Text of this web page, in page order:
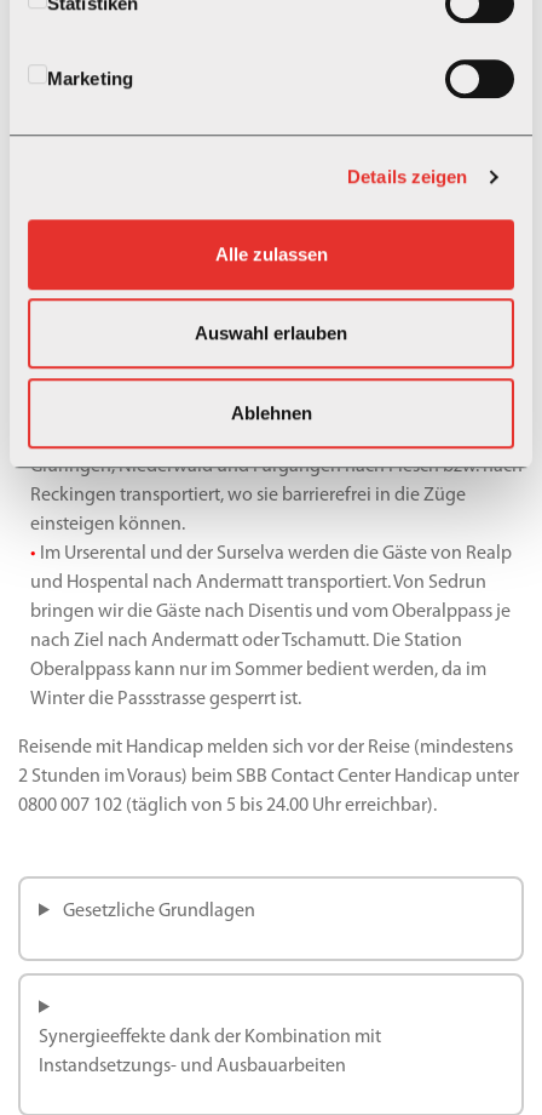
beeinträchtigten Erfahrung mit der von uns zur Verfügung
Marketing
Details zeigen
Alle zulassen
Auswahl erlauben
Ablehnen
Seit dem 1. Januar 2024 muss jede Bahn an den noch nicht
anbieten, bis auch diese mit Hochperrons für einen
können dort barrierefrei umsteigen.
Im Goms werden die Gäste von Oberwald nach Obergesteln,
Gluringen, Niederwald und Fürgangen nach Fiesch bzw. nach
Reckingen transportiert, wo sie barrierefrei in die Züge
einsteigen können.
• Im Urserental und der Surselva werden die Gäste von Realp
und Hospental nach Andermatt transportiert. Von Sedrun
bringen wir die Gäste nach Disentis und vom Oberalppass je
nach Ziel nach Andermatt oder Tschamutt. Die Station
Oberalppass kann nur im Sommer bedient werden, da im
Winter die Passstrasse gesperrt ist.
Reisende mit Handicap melden sich vor der Reise (mindestens
2 Stunden im Voraus) beim SBB Contact Center Handicap unter
0800 007 102 (täglich von 5 bis 24.00 Uhr erreichbar).
Gesetzliche Grundlagen
Synergieeffekte dank der Kombination mit
Instandsetzungs- und Ausbauarbeiten